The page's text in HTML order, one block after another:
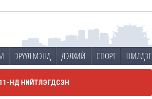
ЭРҮҮЛ МЭНД ДЭЛХИЙ СПОРТ ШИЛДЭГ
НД НИЙТЛЭГДСЭН